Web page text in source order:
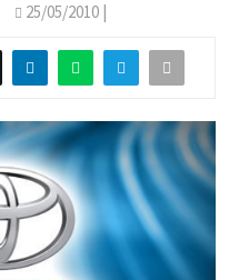
25/05/2010 |